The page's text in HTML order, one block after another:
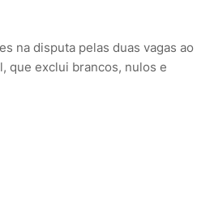
na disputa pelas duas vagas ao
que exclui brancos, nulos e